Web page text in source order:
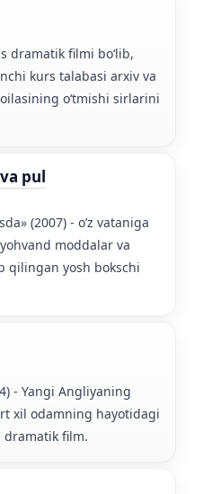
dramatik filmi boʻlib,
kurs talabasi arxiv va
oʻtmishi sirlarini
pul
(2007) - o’z vataniga
moddalar va
qilingan yosh bokschi
- Yangi Angliyaning
xil odamning hayotidagi
dramatik film.